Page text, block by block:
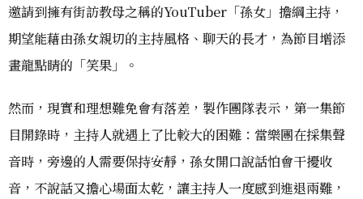
邀請到擁有街訪教母之稱的YouTuber「孫女」擔綱主持，
期望能藉由孫女親切的主持風格、聊天的長才，為節目增添
畫龍點睛的「笑果」。
然而，現實和理想難免會有落差，製作團隊表示，第一集節
目開錄時，主持人就遇上了比較大的困難：當樂團在採集聲
音時，旁邊的人需要保持安靜，孫女開口說話怕會干擾收
音，不說話又擔心場面太乾，讓主持人一度感到進退兩難，